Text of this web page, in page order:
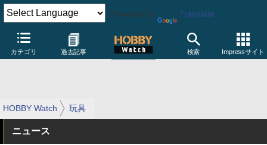
Powered by Translate
カテゴリ 過去記事 検索 Impressサイト
HOBBY Watch 玩具
ニュース